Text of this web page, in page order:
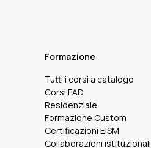
Formazione
Tutti i corsi a catalogo
Corsi FAD
Residenziale
Formazione Custom
Certificazioni EISM
Collaborazioni istituzionali